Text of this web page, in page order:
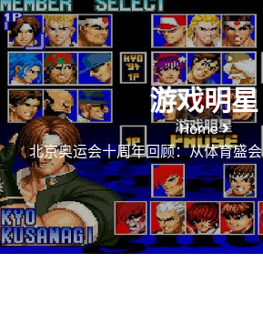
游戏明星
Home
北京奥运会十周年回顾：从体育盛